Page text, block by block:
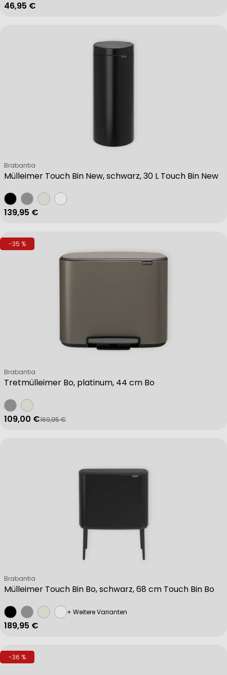
Regulärer Preis
46,95 €
Mülleimer Touch Bin New, schwarz, 30 L Touch Bin New
Verkäufer:
Brabantia
Regulärer Preis
139,95 €
-35 %
Tretmülleimer Bo, platinum, 44 cm Bo
Verkäufer:
Brabantia
Verkaufspreis
109,00 €
Regulärer Preis
169,95 €
Mülleimer Touch Bin Bo, schwarz, 68 cm Touch Bin Bo
Verkäufer:
Brabantia
+ Weitere Varianten
Regulärer Preis
189,95 €
-36 %